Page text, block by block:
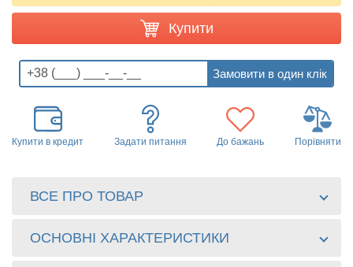
Купити
Купити в кредит Задати питання До бажань Порівняти
ВСЕ ПРО ТОВАР
ОСНОВНІ ХАРАКТЕРИСТИКИ